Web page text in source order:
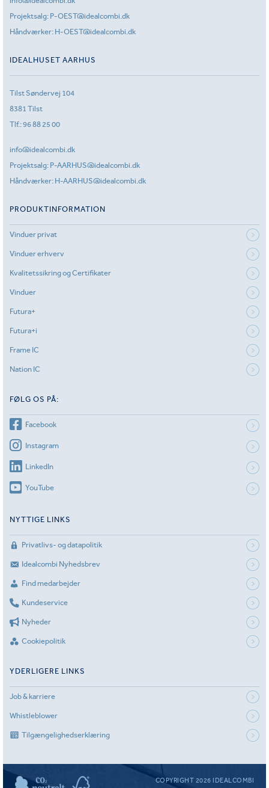
Projektsalg: P-OEST@idealcombi.dk
Håndværker: H-OEST@idealcombi.dk
IDEALHUSET AARHUS
Tilst Søndervej 104
8381 Tilst
Tlf.:96 88 25 00
info@idealcombi.dk
Projektsalg: P-AARHUS@idealcombi.dk
Håndværker: H-AARHUS@idealcombi.dk
PRODUKTINFORMATION
Vinduer privat
Vinduer erhverv
Kvalitetssikring og Certifikater
Vinduer
Futura+
Futura+i
Frame IC
Nation IC
FØLG OS PÅ:
Facebook
Instagram
LinkedIn
YouTube
NYTTIGE LINKS
Privatlivs- og datapolitik
Idealcombi Nyhedsbrev
Find medarbejder
Kundeservice
Nyheder
Cookiepolitik
YDERLIGERE LINKS
Job & karriere
Whistleblower
Tilgængelighedserklæring
COPYRIGHT 2026 IDEALCOMBI